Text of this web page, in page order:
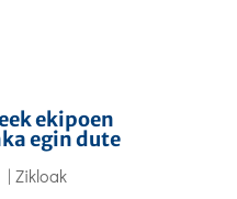
ekipoen
egin dute
| Zikloak